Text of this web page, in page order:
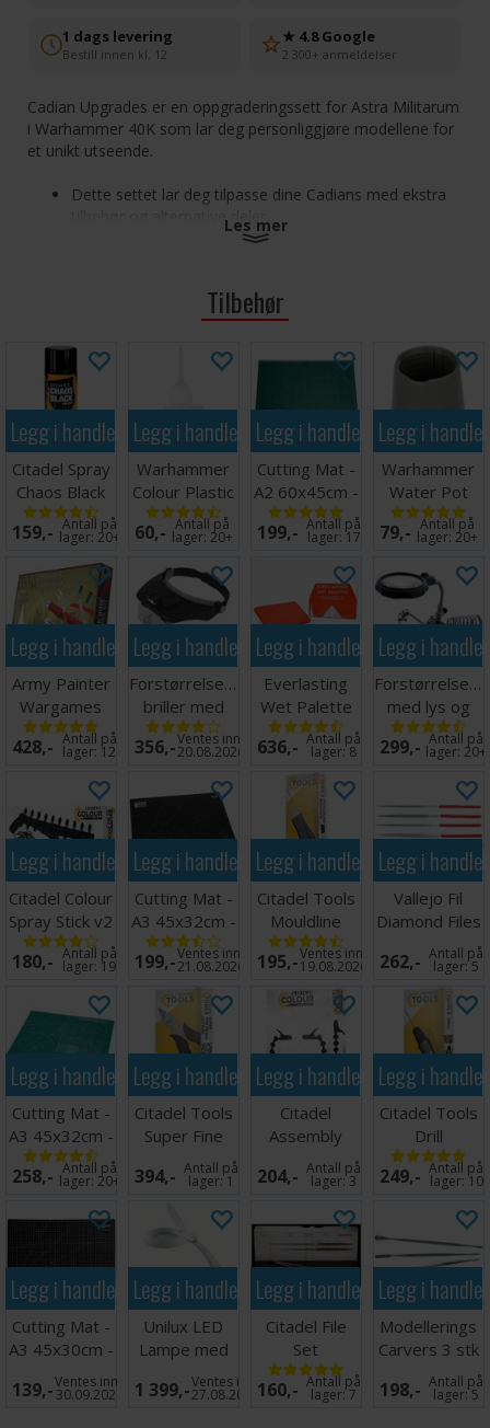
1 dags levering
Bestill innen kl. 12
★ 4.8 Google
2 300+ anmeldelser
Cadian Upgrades er en oppgraderingssett for Astra Militarum
i Warhammer 40K som lar deg personliggjøre modellene for
et unikt utseende.
Dette settet lar deg tilpasse dine Cadians med ekstra
tilbehør og alternative deler
Inkludert er 25 hoder, massevis av våpen, en Rogal
Troops og Command Squads, slik at du kan tilpasse
hæren din til å passe dine behov og preferanser
Settet består av 87 komponenter, og er designet å passe
med andre Astra Militarum-sett solgt separat. Delene
kommer umalt og krever montering.
Les mer
Tilbehør
Legg i handlekurven
Citadel Spray
Chaos Black
159,- Antall på
lager: 20+
Legg i handlekurven
Warhammer
Colour Plastic
Glue 15ml
60,- Antall på
lager:20+
Legg i handlekurven
Cutting Mat -
A2 60x45cm -
Grønn
199,- Antall på
lager: 17
Legg i
Warhammer
Water Pot
79,- Antall på
lager:20+
Legg i handlekurven
Army Painter
Wargames
Hobby Tool
Kit
428,- Antall på
lager: 12
Legg i handlekurven
Forstørrelsesglass
briller med
LED lys
356,-Ventes inn
20.08.2026
Legg i handlekurven
Everlasting
Wet Palette
Painter v2
636,- Antall på
lager:8
Legg i
med lys og
holder
299,- Antall på
lager:20+
Legg i handlekurven
Citadel Colour
Spray Stick v2
180,- Antall på
lager: 19
Legg i handlekurven
Cutting Mat -
A3 45x32cm -
Sort
199,-Ventes inn
21.08.2026
Legg i handlekurven
Citadel Tools
Mouldline
Remover
195,-Ventes inn
19.08.2026
Legg i
Vallejo Fil
Diamond Files
- 5 stk
262,- Antall på
lager:5
Legg i handlekurven
Cutting Mat -
A3 45x32cm -
Grønn
258,- Antall på
lager: 20+
Legg i handlekurven
Citadel Tools
Super Fine
Detail Cutters
394,- Antall på
lager:1
Legg i handlekurven
Citadel
Assembly
Stand v2
204,- Antall på
lager:3
Legg i
Citadel Tools
Drill
249,- Antall på
lager: 10
Legg i handlekurven
Cutting Mat -
A3 45x30cm -
Sort
139,-Ventes inn
30.09.2026
Legg i handlekurven
Unilux LED
Lampe med
1 399,-Ventes inn
27.08.2026
Legg i handlekurven
Citadel File
Set
160,- Antall på
lager:7
Legg i
Modellerings
Carvers 3 stk
- Tosidige
198,- Antall på
lager:5